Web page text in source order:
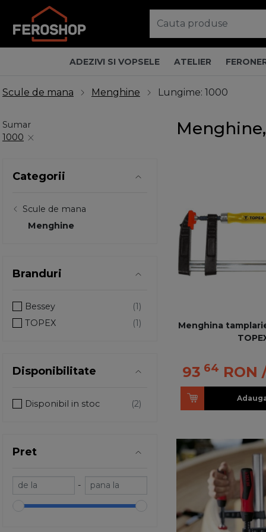
ADEZIVI SI VOPSELE ATELIER
Scule de mana Menghine Lungime: 1000
Sumar
1000
Categorii
Scule de mana
Menghine
Branduri
Bessey
TOPEX
Disponibilitate
Disponibil in stoc
Pret
-
Menghina
93 64 RON